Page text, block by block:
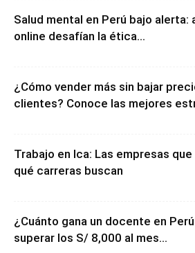
Salud mental en Perú bajo alerta:
online desafían la ética...
¿Cómo vender más sin bajar
clientes? Conoce las mejores
Trabajo en Ica: Las empresas
qué carreras buscan
¿Cuánto gana un docente en
superar los S/ 8,000 al mes...